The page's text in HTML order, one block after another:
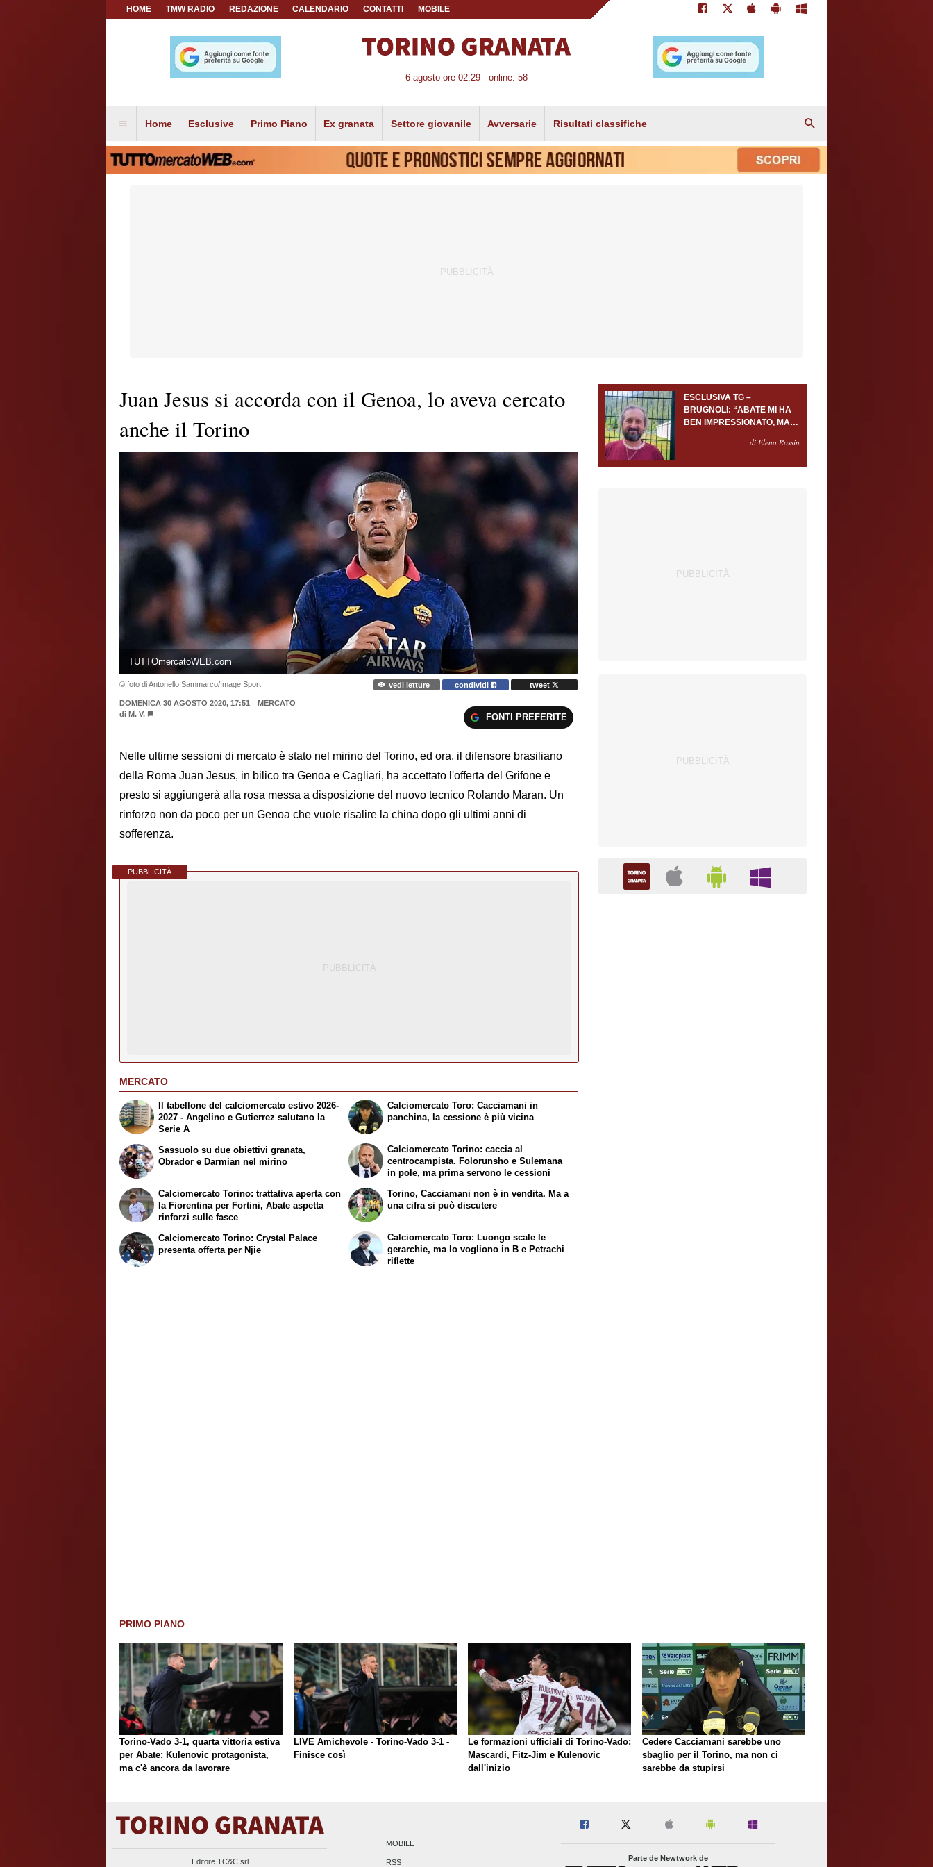
HOME TMW RADIO REDAZIONE CALENDARIO CONTATTI MOBILE
6 agosto ore 02:29 online: 58
Home Esclusive Primo Piano Ex granata Settore giovanile Avversarie Risultati classifiche
Juan Jesus si accorda con il Genoa, lo aveva cercato
anche il Torino
TUTTOmercatoWEB.com
© foto di Antonello Sammarco/Image Sport vedi letture condividi tweet
DOMENICA 30 AGOSTO 2020, 17:51
MERCATO
di M. V. FONTI PREFERITE
Nelle ultime sessioni di mercato è stato nel mirino del Torino, ed ora, il difensore brasiliano
della Roma Juan Jesus, in bilico tra Genoa e Cagliari, ha accettato l'offerta del Grifone e
presto si aggiungerà alla rosa messa a disposizione del nuovo tecnico Rolando Maran. Un
rinforzo non da poco per un Genoa che vuole risalire la china dopo gli ultimi anni di
sofferenza.
PUBBLICITÀ
MERCATO
Il tabellone del calciomercato estivo 2026-
2027 - Angelino e Gutierrez salutano la
Serie A
Sassuolo su due obiettivi granata,
Obrador e Darmian nel mirino
Calciomercato Toro: Cacciamani in
panchina, la cessione è più vicina
Calciomercato Torino: caccia al
centrocampista. Folorunsho e Sulemana
in pole, ma prima servono le cessioni
Calciomercato Torino: trattativa aperta con
la Fiorentina per Fortini, Abate aspetta
rinforzi sulle fasce
Calciomercato Torino: Crystal Palace
presenta offerta per Njie
Torino, Cacciamani non è in vendita. Ma a
una cifra si può discutere
Calciomercato Toro: Luongo scale le
gerarchie, ma lo vogliono in B e Petrachi
riflette
ESCLUSIVA TG –
BRUGNOLI: “ABATE MI HA
BEN IMPRESSIONATO, MA
PORTIERE SERVONOdi Elena Rossin
PRIMO PIANO
Torino-Vado 3-1, quarta vittoria estiva
per Abate: Kulenovic protagonista,
ma c'è ancora da lavorare
LIVE Amichevole - Torino-Vado 3-1 -
Finisce così
Le formazioni ufficiali di Torino-Vado:
Mascardi, Fitz-Jim e Kulenovic
dall'inizio
Cedere Cacciamani sarebbe uno
sbaglio per il Torino, ma non ci
sarebbe da stupirsi
Editore TC&C srl
MOBILE
RSS
Parte de Newtwork de